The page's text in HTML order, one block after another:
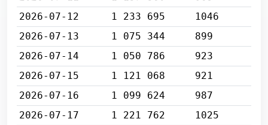
2026-07-12
1 233 695
1046
2026-07-13
1 075 344
899
2026-07-14
1 050 786
923
2026-07-15
1 121 068
921
2026-07-16
1 099 624
987
2026-07-17
1 221 762
1025